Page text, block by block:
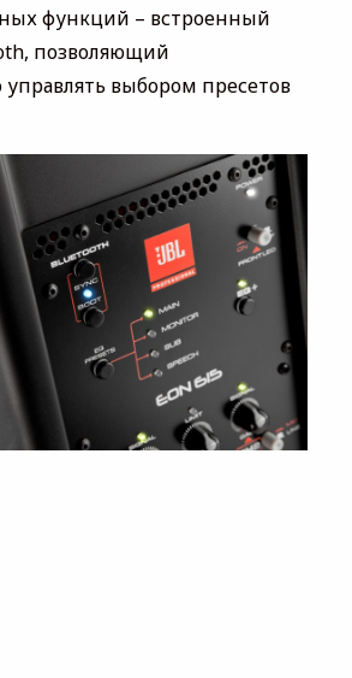
функций – встроенный
позволяющий
выбором пресетов